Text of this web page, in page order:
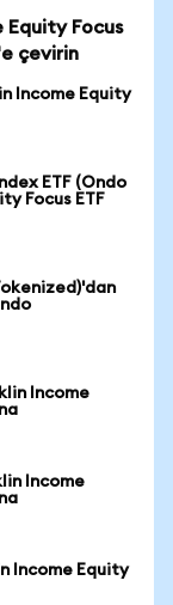
Equity Focus
çevirin
Income Equity
ETF (Ondo
Focus ETF
Income
Income
Income Equity